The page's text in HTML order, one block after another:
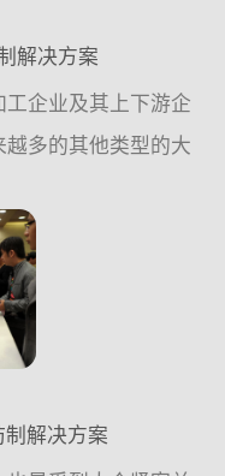
解决方案
企业及其上下游企
多的其他类型的大
一方面也是工厂自
...
解决方案